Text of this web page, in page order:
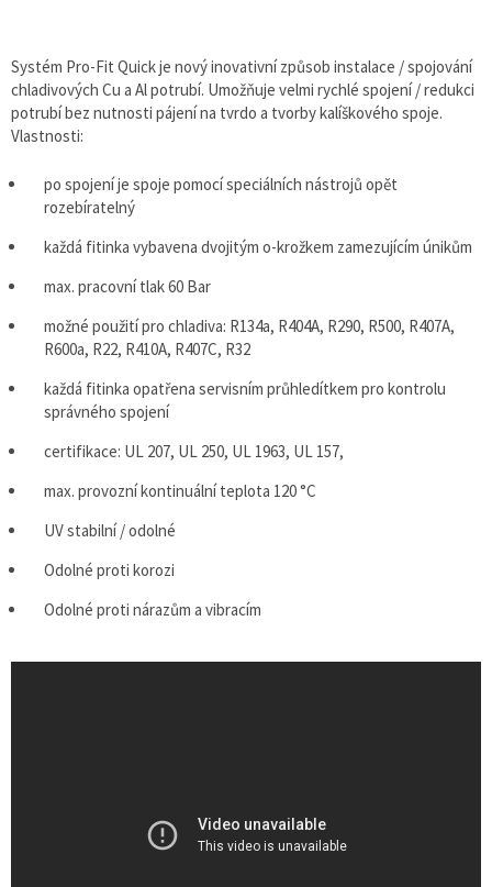
Systém Pro-Fit Quick je nový inovativní způsob instalace / spojování
chladivových Cu a Al potrubí. Umožňuje velmi rychlé spojení / redukci
potrubí bez nutnosti pájení na tvrdo a tvorby kalíškového spoje.
Vlastnosti:
po spojení je spoje pomocí speciálních nástrojů opět
rozebíratelný
každá fitinka vybavena dvojitým o-krožkem zamezujícím únikům
max. pracovní tlak 60 Bar
možné použití pro chladiva: R134a, R404A, R290, R500, R407A,
R600a, R22, R410A, R407C, R32
každá fitinka opatřena servisním průhledítkem pro kontrolu
správného spojení
certifikace: UL 207, UL 250, UL 1963, UL 157,
max. provozní kontinuální teplota 120 °C
UV stabilní / odolné
Odolné proti korozi
Odolné proti nárazům a vibracím